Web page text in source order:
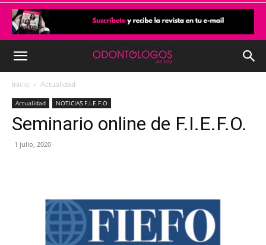
Inicio Actualidad
Actualidad NOTICIAS F.I.E.F.O
Seminario online de F.I.E.F.O.
1 julio, 2020